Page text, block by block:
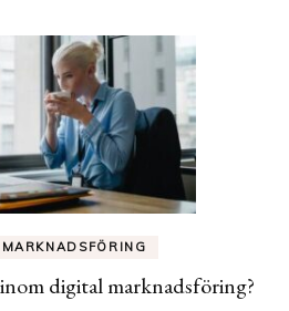
digital marknadsföring?